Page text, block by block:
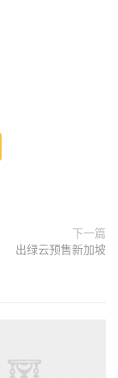
下一篇
出绿云预售新加坡